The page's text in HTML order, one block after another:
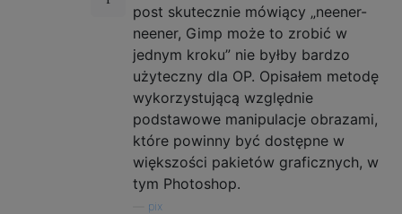
post skutecznie mówiący „neener-
neener, Gimp może to zrobić w
jednym kroku” nie byłby bardzo
użyteczny dla OP. Opisałem metodę
wykorzystującą względnie
podstawowe manipulacje obrazami,
które powinny być dostępne w
większości pakietów graficznych, w
tym Photoshop.
pix